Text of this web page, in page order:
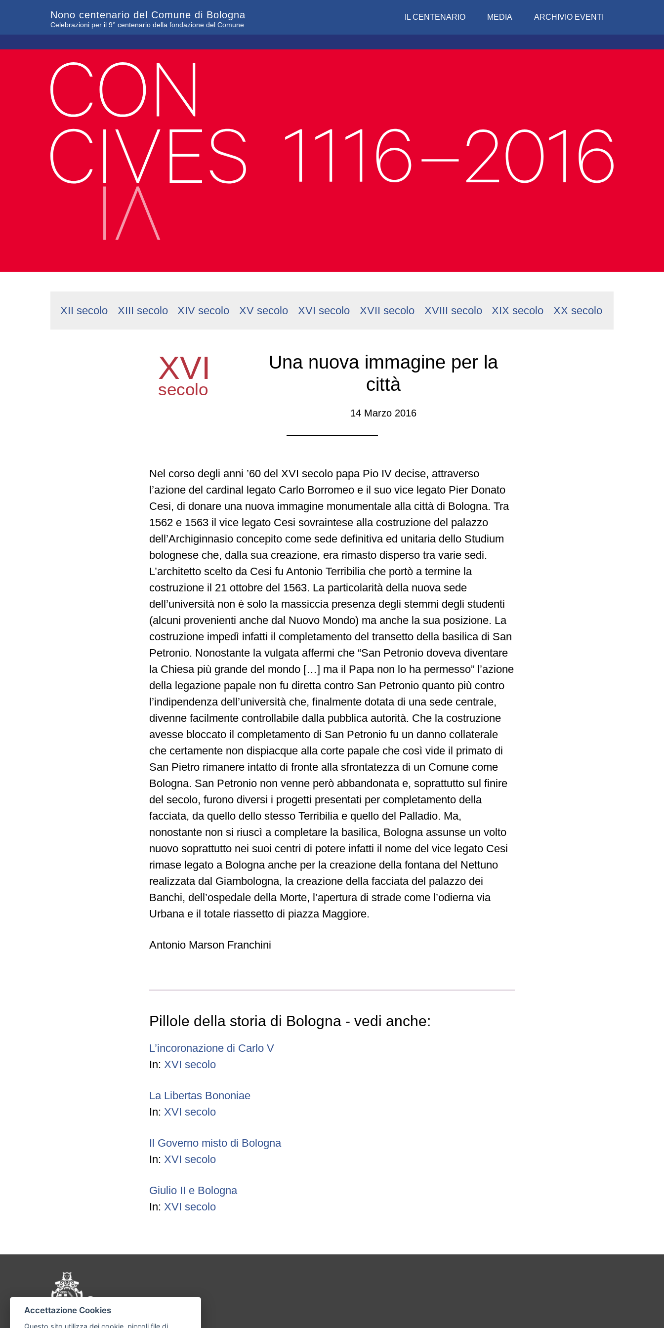
Nono centenario del Comune di Bologna
Celebrazioni per il 9° centenario della fondazione del Comune
IL CENTENARIO MEDIA ARCHIVIO EVENTI
XII secolo XIII secolo XIV secolo XV secolo XVI secolo XVII secolo XVIII secolo XIX secolo XX secolo
XVI
secolo
Una nuova immagine per la
città
14 Marzo 2016
Nel corso degli anni ’60 del XVI secolo papa Pio IV decise, attraverso
l’azione del cardinal legato Carlo Borromeo e il suo vice legato Pier Donato
Cesi, di donare una nuova immagine monumentale alla città di Bologna. Tra
1562 e 1563 il vice legato Cesi sovraintese alla costruzione del palazzo
dell’Archiginnasio concepito come sede definitiva ed unitaria dello Studium
bolognese che, dalla sua creazione, era rimasto disperso tra varie sedi.
L’architetto scelto da Cesi fu Antonio Terribilia che portò a termine la
costruzione il 21 ottobre del 1563. La particolarità della nuova sede
dell’università non è solo la massiccia presenza degli stemmi degli studenti
(alcuni provenienti anche dal Nuovo Mondo) ma anche la sua posizione. La
costruzione impedì infatti il completamento del transetto della basilica di San
Petronio. Nonostante la vulgata affermi che “San Petronio doveva diventare
la Chiesa più grande del mondo […] ma il Papa non lo ha permesso” l’azione
della legazione papale non fu diretta contro San Petronio quanto più contro
l’indipendenza dell’università che, finalmente dotata di una sede centrale,
divenne facilmente controllabile dalla pubblica autorità. Che la costruzione
avesse bloccato il completamento di San Petronio fu un danno collaterale
che certamente non dispiacque alla corte papale che così vide il primato di
San Pietro rimanere intatto di fronte alla sfrontatezza di un Comune come
Bologna. San Petronio non venne però abbandonata e, soprattutto sul finire
del secolo, furono diversi i progetti presentati per completamento della
facciata, da quello dello stesso Terribilia e quello del Palladio. Ma,
nonostante non si riuscì a completare la basilica, Bologna assunse un volto
nuovo soprattutto nei suoi centri di potere infatti il nome del vice legato Cesi
rimase legato a Bologna anche per la creazione della fontana del Nettuno
realizzata dal Giambologna, la creazione della facciata del palazzo dei
Banchi, dell’ospedale della Morte, l’apertura di strade come l’odierna via
Urbana e il totale riassetto di piazza Maggiore.
Antonio Marson Franchini
Pillole della storia di Bologna - vedi anche:
L’incoronazione di Carlo V
In: XVI secolo
La Libertas Bononiae
In: XVI secolo
Il Governo misto di Bologna
In: XVI secolo
Giulio II e Bologna
In: XVI secolo
Pié di pagina di Comune di Bologna
Accettazione Cookies
Questo sito utilizza dei cookie, piccoli file di